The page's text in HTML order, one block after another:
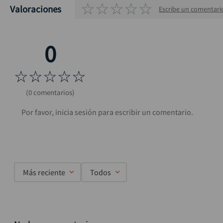
Valoraciones ☆☆☆☆☆ Escribe un
☆☆☆☆☆
(0 comentarios)
Más reciente Todos